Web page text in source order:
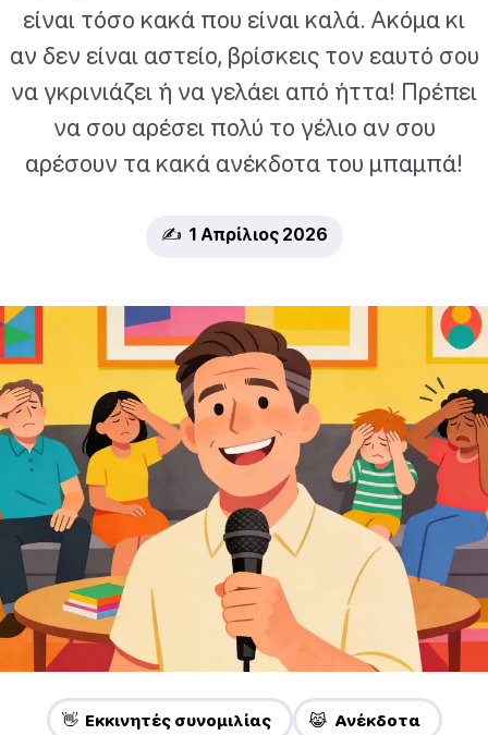
είναι τόσο κακά που είναι καλά. Ακόμα κι
αν δεν είναι αστείο, βρίσκεις τον εαυτό σου
να γκρινιάζει ή να γελάει από ήττα! Πρέπει
να σου αρέσει πολύ το γέλιο αν σου
αρέσουν τα κακά ανέκδοτα του μπαμπά!
✍️ 1 Απρίλιος 2026
👋 Εκκινητές συνομιλίας 😹 Ανέκδοτα